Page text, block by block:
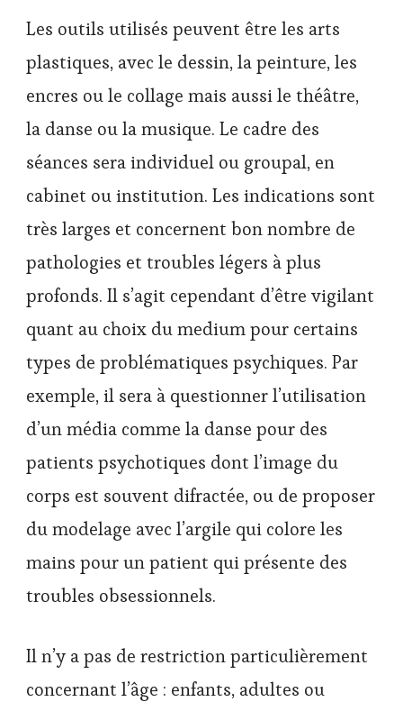
Les outils utilisés peuvent être les arts
plastiques, avec le dessin, la peinture, les
encres ou le collage mais aussi le théâtre,
la danse ou la musique. Le cadre des
séances sera individuel ou groupal, en
cabinet ou institution. Les indications sont
très larges et concernent bon nombre de
pathologies et troubles légers à plus
profonds. Il s’agit cependant d’être vigilant
quant au choix du medium pour certains
types de problématiques psychiques. Par
exemple, il sera à questionner l’utilisation
d’un média comme la danse pour des
patients psychotiques dont l’image du
corps est souvent difractée, ou de proposer
du modelage avec l’argile qui colore les
mains pour un patient qui présente des
troubles obsessionnels.
Il n’y a pas de restriction particulièrement
concernant l’âge : enfants, adultes ou